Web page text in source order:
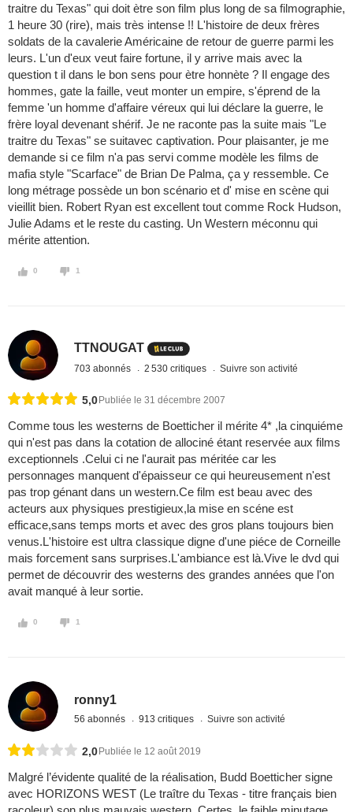
traitre du Texas" qui doit ètre son film plus long de sa filmographie,
1 heure 30 (rire), mais très intense !! L'histoire de deux frères
soldats de la cavalerie Américaine de retour de guerre parmi les
leurs. L'un d'eux veut faire fortune, il y arrive mais avec la
question t il dans le bon sens pour ètre honnète ? Il engage des
hommes, gate la faille, veut monter un empire, s'éprend de la
femme 'un homme d'affaire véreux qui lui déclare la guerre, le
frère loyal devenant shérif. Je ne raconte pas la suite mais "Le
traitre du Texas" se suitavec captivation. Pour plaisanter, je me
demande si ce film n'a pas servi comme modèle les films de
mafia style "Scarface" de Brian De Palma, ça y ressemble. Ce
long métrage possède un bon scénario et d' mise en scène qui
vieillit bien. Robert Ryan est excellent tout comme Rock Hudson,
Julie Adams et le reste du casting. Un Western méconnu qui
mérite attention.
0 1
TTNOUGAT
703 abonnés 2 530 critiques Suivre son activité
5,0 Publiée le 31 décembre 2007
Comme tous les westerns de Boetticher il mérite 4* ,la cinquiéme
qui n'est pas dans la cotation de allociné étant reservée aux films
exceptionnels .Celui ci ne l'aurait pas méritée car les
personnages manquent d'épaisseur ce qui heureusement n'est
pas trop génant dans un western.Ce film est beau avec des
acteurs aux physiques prestigieux,la mise en scéne est
efficace,sans temps morts et avec des gros plans toujours bien
venus.L'histoire est ultra classique digne d'une piéce de Corneille
mais forcement sans surprises.L'ambiance est là.Vive le dvd qui
permet de découvrir des westerns des grandes années que l'on
avait manqué à leur sortie.
0 1
ronny1
56 abonnés 913 critiques Suivre son activité
2,0 Publiée le 12 août 2019
Malgré l’évidente qualité de la réalisation, Budd Boetticher signe
avec HORIZONS WEST (Le traître du Texas - titre français bien